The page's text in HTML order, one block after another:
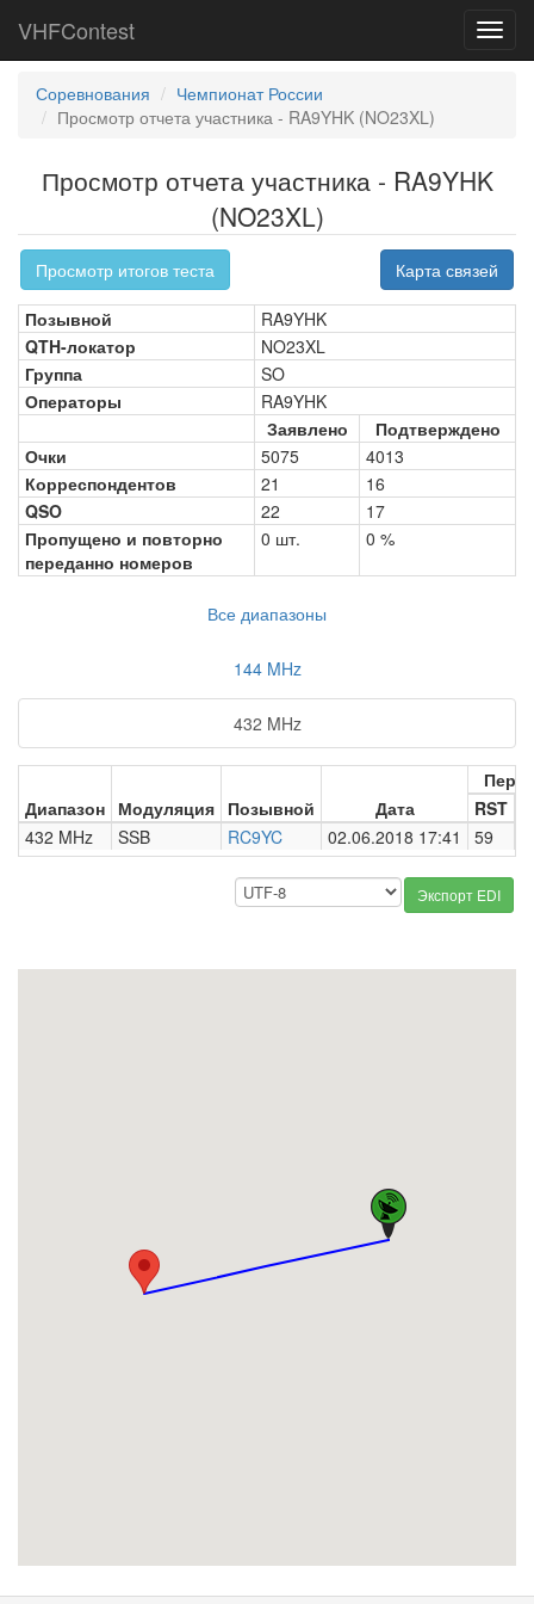
VHFContest
Соревнования
Чемпионат России
Просмотр отчета участника - RA9YHK (NO23XL)
Просмотр отчета участника - RA9YHK
(NO23XL)
Просмотр итогов теста Карта связей
Позывной
RA9YHK
QTH-локатор
NO23XL
Группа
SO
Операторы
RA9YHK
Заявлено
Подтверждено
Очки
5075
4013
Корреспондентов
21
16
QSO
22
17
Пропущено и повторно
переданно номеров
0 шт. 0 %
Все диапазоны
144 MHz
432 MHz
Диапазон Модуляция Позывной Дата
RST
432 MHz
SSB RC9YC 02.06.2018 17:41 59
Экспорт EDI